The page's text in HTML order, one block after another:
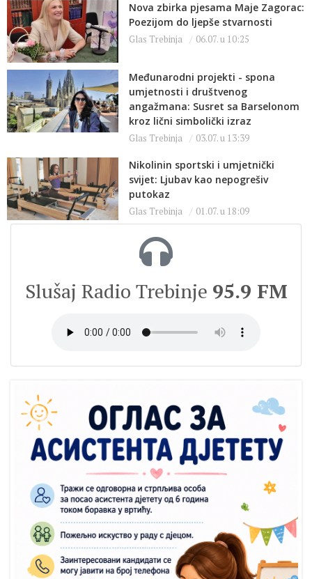
Nova zbirka pjesama Maje Zagorac:
Poezijom do ljepše stvarnosti
Glas Trebinja 06.07. u 10:25
Međunarodni projekti - spona
umjetnosti i društvenog
angažmana: Susret sa Barselonom
kroz lični simbolički izraz
Glas Trebinja 03.07. u 13:39
Nikolinin sportski i umjetnički
svijet: Ljubav kao nepogrešiv
putokaz
Glas Trebinja 01.07. u 18:09
Slušaj Radio Trebinje 95.9 FM